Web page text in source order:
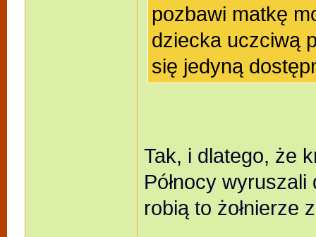
pozbawi matkę
dziecka uczciwą
się jedyną
Tak, i dlatego, że
Północy
robią to żołnierze